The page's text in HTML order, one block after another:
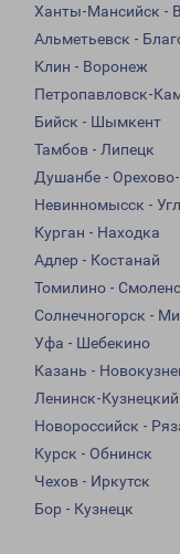
Ханты-Мансийск -
Альметьевск -
Клин - Воронеж
Петропавловск-
Бийск - Шымкент
Тамбов - Липецк
Душанбе -
Невинномысск -
Курган - Находка
Адлер - Костанай
Томилино -
Солнечногорск -
Уфа - Шебекино
Казань -
Ленинск-Кузнецкий
Новороссийск -
Курск - Обнинск
Чехов - Иркутск
Бор - Кузнецк